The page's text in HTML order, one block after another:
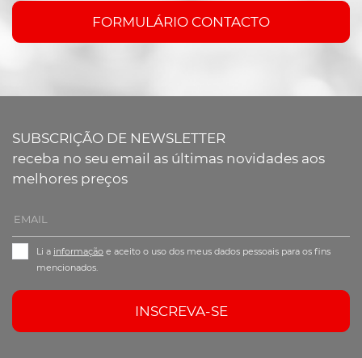
FORMULÁRIO CONTACTO
SUBSCRIÇÃO DE NEWSLETTER
receba no seu email as últimas novidades aos
melhores preços
Li a informação e aceito o uso dos meus dados pessoais para os fins
mencionados.
INSCREVA-SE